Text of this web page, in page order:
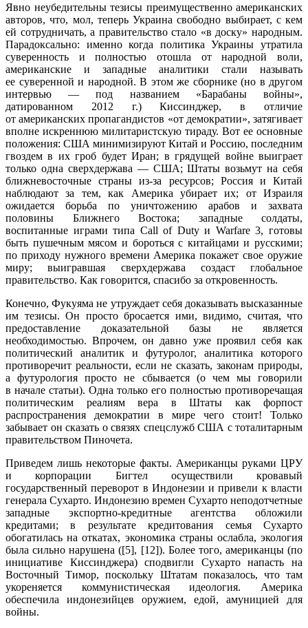
Явно неубедительны тезисы преимущественно американских
авторов, что, мол, теперь Украина свободно выбирает, с кем
ей сотрудничать, а правительство стало «в доску» народным.
Парадоксально: именно когда политика Украины утратила
суверенность и полностью отошла от народной воли,
американские и западные аналитики стали называть
ее суверенной и народной. В этом же сборнике (но в другом
интервью — под названием «Барабаны войны»,
датированном 2012 г.) Киссинджер, в отличие
от американских пропагандистов «от демократии», затягивает
вполне искреннюю милитаристскую тираду. Вот ее основные
положения: США минимизируют Китай и Россию, последним
гвоздем в их гроб будет Иран; в грядущей войне выиграет
только одна сверхдержава — США; Штаты возьмут на себя
ближневосточные страны из-за ресурсов; Россия и Китай
наблюдают за тем, как Америка убирает их; от Израиля
ожидается борьба по уничтожению арабов и захвата
половины Ближнего Востока; западные солдаты,
воспитанные играми типа Call of Duty и Warfare 3, готовы
быть пушечным мясом и бороться с китайцами и русскими;
по приходу нужного времени Америка покажет свое оружие
миру; выигравшая сверхдержава создаст глобальное
правительство. Как говорится, спасибо за откровенность.
Конечно, Фукуяма не утруждает себя доказывать высказанные
им тезисы. Он просто бросается ими, видимо, считая, что
предоставление доказательной базы не является
необходимостью. Впрочем, он давно уже проявил себя как
политический аналитик и футуролог, аналитика которого
противоречит реальности, если не сказать, законам природы,
а футурология просто не сбывается (о чем мы говорили
в начале статьи). Одна только его полностью противоречащая
политическим реалиям вера в Штаты как форпост
распространения демократии в мире чего стоит! Только
забывает он сказать о связях спецслужб США с тоталитарным
правительством Пиночета.
Приведем лишь некоторые факты. Американцы руками ЦРУ
и корпорации Бигтел осуществили кровавый
государственный переворот в Индонезии и привели к власти
генерала Сухарто. Индонезию времен Сухарто неподотчетные
западные экспортно-кредитные агентства обложили
кредитами; в результате кредитования семья Сухарто
обогатилась на откатах, экономика страны ослабла, экология
была сильно нарушена ([5], [12]). Более того, американцы (по
инициативе Киссинджера) сподвигли Сухарто напасть на
Восточный Тимор, поскольку Штатам показалось, что там
укореняется коммунистическая идеология. Америка
обеспечила индонезийцев оружием, едой, амуницией для
войны.